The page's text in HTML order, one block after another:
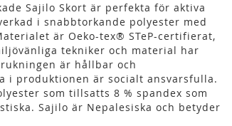
Sajilo Skort är perfekta för aktiva
i snabbtorkande polyester med
är Oeko-tex® STeP-certifierat,
tekniker och material har
är hållbar och
i produktionen är socialt ansvarsfulla.
som tillsatts 8 % spandex som
Sajilo är Nepalesiska och betyder